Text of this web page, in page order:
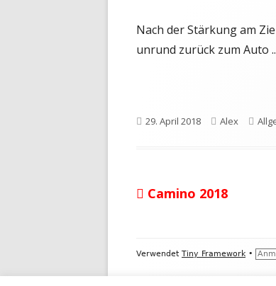
Nach der Stärkung am
unrund zurück zum Auto
Veröffentlicht
29. April 2018 Autor
Alex
Vorheriger
Camino 2018
Footer
Verwendet Tiny Framework •